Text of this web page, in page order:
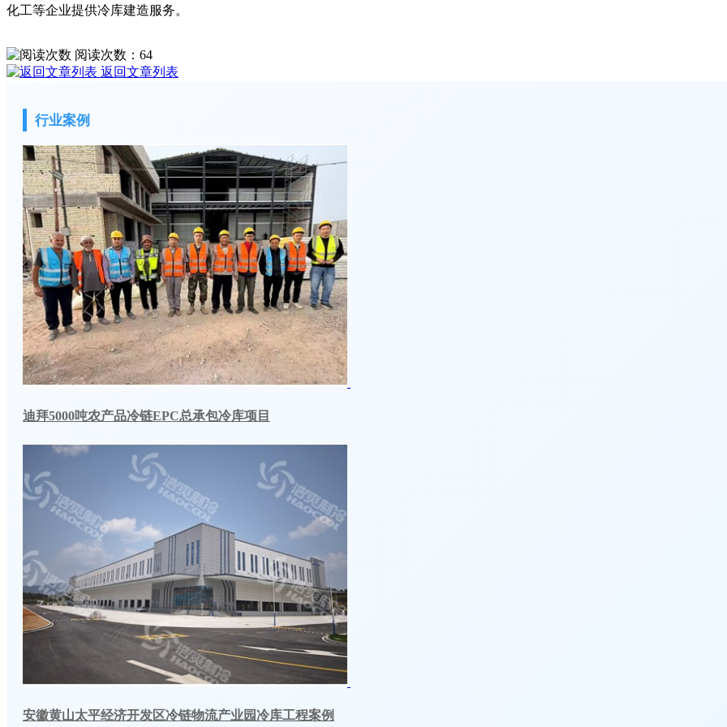
化工等企业提供冷库建造服务。
阅读次数： 64
返回文章列表
行业案例
迪拜5000吨农产品冷链EPC总承包冷库项目
安徽黄山太平经济开发区冷链物流产业园冷库工程案例